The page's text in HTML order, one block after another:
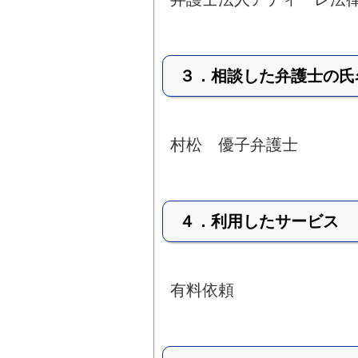
３．相談した弁護士の
村松 優子弁護士
４．利用したサービス
有料依頼